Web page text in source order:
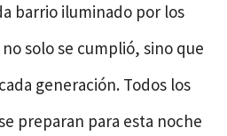
barrio iluminado por los
solo se cumplió, sino que
generación. Todos los
preparan para esta noche